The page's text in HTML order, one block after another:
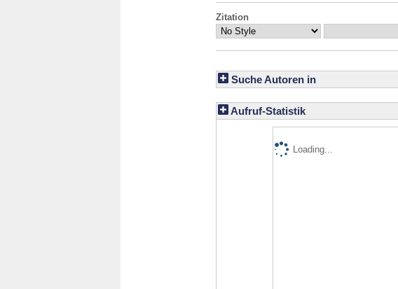
Zitation
Suche Autoren in
Aufruf-Statistik
Loading...